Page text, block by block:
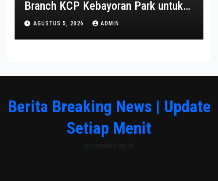
Branch KCP Kebayoran Park untuk
Transformasi Layanan
AGUSTUS 5, 2026 ADMIN
Berita Breaking News | Update
Setiap Menit
premanlife.biz.id